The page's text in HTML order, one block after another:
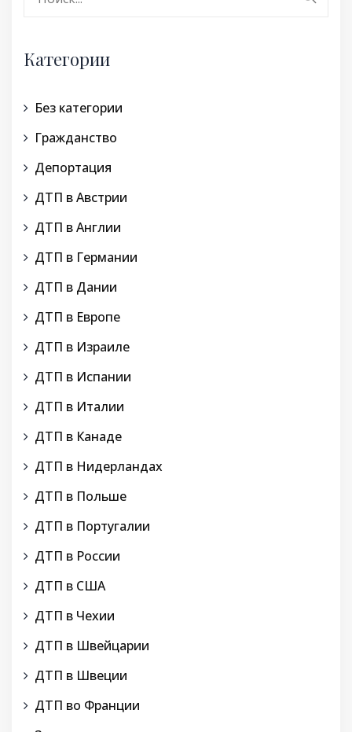
Категории
Без категории
Гражданство
Депортация
ДТП в Австрии
ДТП в Англии
ДТП в Германии
ДТП в Дании
ДТП в Европе
ДТП в Израиле
ДТП в Испании
ДТП в Италии
ДТП в Канаде
ДТП в Нидерландах
ДТП в Польше
ДТП в Португалии
ДТП в России
ДТП в США
ДТП в Чехии
ДТП в Швейцарии
ДТП в Швеции
ДТП во Франции